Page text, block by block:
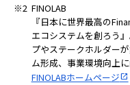
※2 FINOLAB
『日本に世界最高の
エコシステムを創ろう
プやステークホルダー
ム形成、事業環境向上
FINOLABホームページ